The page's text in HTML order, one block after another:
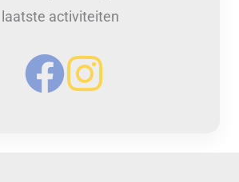
laatste activiteiten